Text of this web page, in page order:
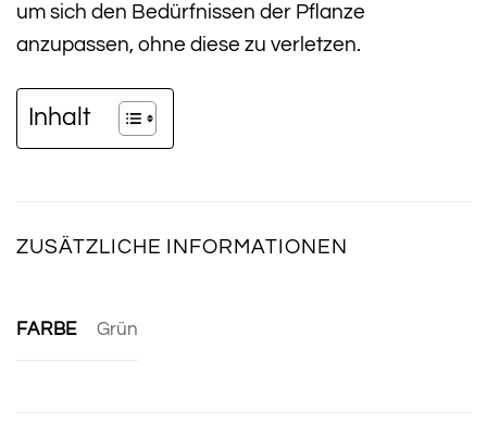
um sich den Bedürfnissen der Pflanze
anzupassen, ohne diese zu verletzen.
Inhalt
ZUSÄTZLICHE INFORMATIONEN
FARBE Grün